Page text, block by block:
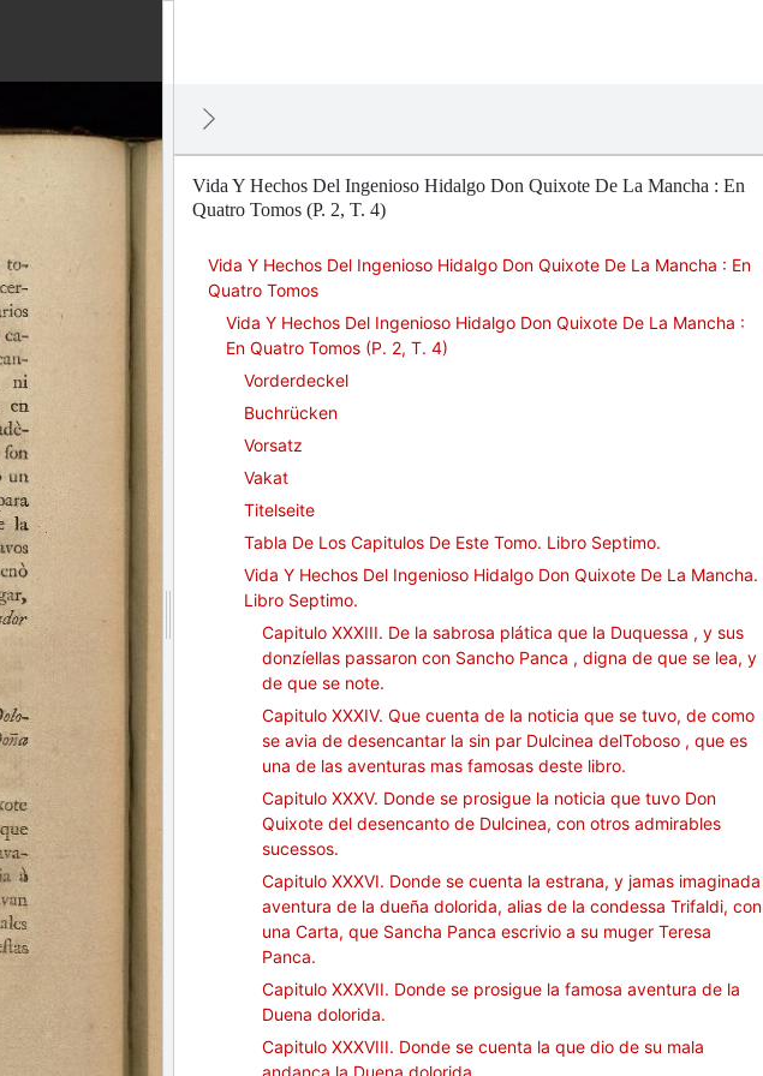
Vida Y Hechos Del Ingenioso Hidalgo Don Quixote De La Mancha : En
Quatro Tomos (P. 2, T. 4)
Vida Y Hechos Del Ingenioso Hidalgo Don Quixote De La Mancha : En
Quatro Tomos
Vida Y Hechos Del Ingenioso Hidalgo Don Quixote De La Mancha :
En Quatro Tomos (P. 2, T. 4)
Vorderdeckel
Buchrücken
Vorsatz
Vakat
Titelseite
Tabla De Los Capitulos De Este Tomo. Libro Septimo.
Vida Y Hechos Del Ingenioso Hidalgo Don Quixote De La Mancha.
Libro Septimo.
Capitulo XXXIII. De la sabrosa plática que la Duquessa , y sus
donzíellas passaron con Sancho Panca , digna de que se lea, y
de que se note.
Capitulo XXXIV. Que cuenta de la noticia que se tuvo, de como
se avia de desencantar la sin par Dulcinea delToboso , que es
una de las aventuras mas famosas deste libro.
Capitulo XXXV. Donde se prosigue la noticia que tuvo Don
Quixote del desencanto de Dulcinea, con otros admirables
sucessos.
Capitulo XXXVI. Donde se cuenta la estrana, y jamas imaginada
aventura de la dueña dolorida, alias de la condessa Trifaldi, con
una Carta, que Sancha Panca escrivio a su muger Teresa
Panca.
Capitulo XXXVII. Donde se prosigue la famosa aventura de la
Duena dolorida.
Capitulo XXXVIII. Donde se cuenta la que dio de su mala
andanca la Duena dolorida.